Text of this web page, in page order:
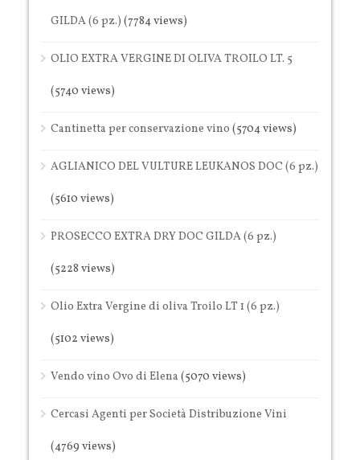
GILDA (6 pz.) (7784 views)
OLIO EXTRA VERGINE DI OLIVA TROILO LT. 5
(5740 views)
Cantinetta per conservazione vino (5704 views)
AGLIANICO DEL VULTURE LEUKANOS DOC (6 pz.)
(5610 views)
PROSECCO EXTRA DRY DOC GILDA (6 pz.)
(5228 views)
Olio Extra Vergine di oliva Troilo LT 1 (6 pz.)
(5102 views)
Vendo vino Ovo di Elena (5070 views)
Cercasi Agenti per Società Distribuzione Vini
(4769 views)